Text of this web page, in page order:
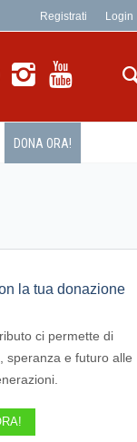
Registrati Login
DONA ORA!
la tua donazione
ci permette di
speranza e futuro alle